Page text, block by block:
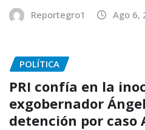
Reportegro1 Ago 6,
POLÍTICA
PRI confía en la
exgobernador
detención por caso